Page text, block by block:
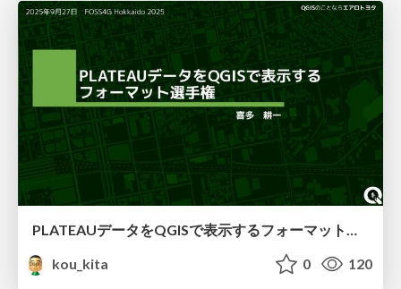
PLATEAUデータをQGISで表示するフォーマット選手権【FOSS4G Hokkaido2025】
kou_kita
0 120